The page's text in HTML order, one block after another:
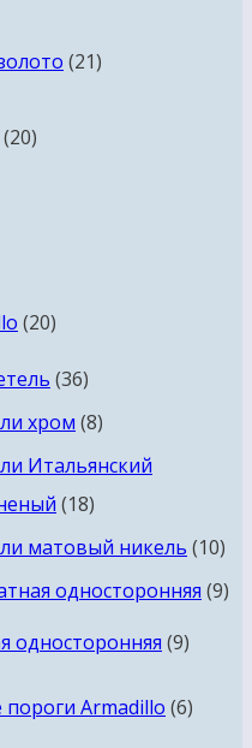
21товар
2020
2020
3636
товаров
хром 88
товаров
Итальянский
1818
товаров
матовый никель 1010
односторонняя 99
односторонняя 99
Armadillo 66